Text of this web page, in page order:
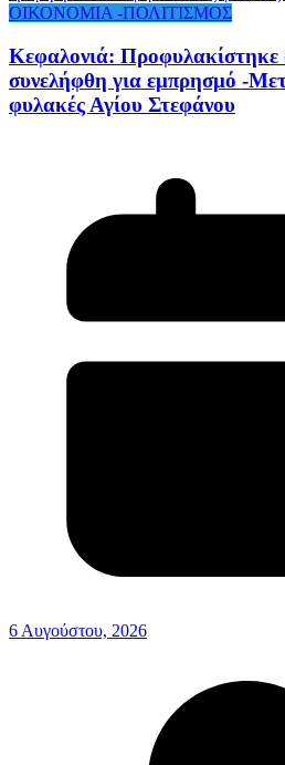
ΟΙΚΟΝΟΜΙΑ -ΠΟΛΙΤΙΣΜΟΣ
Κεφαλονιά: Προφυλακίστηκε
συνελήφθη για εμπρησμό -
φυλακές Αγίου Στεφάνου
6 Αυγούστου, 2026